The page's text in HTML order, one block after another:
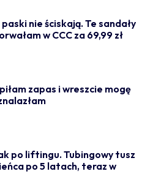
nie ściskają. Te sandały
w CCC za 69,99 zł
zapas i wreszcie mogę
po liftingu. Tubingowy tusz
po 5 latach, teraz w